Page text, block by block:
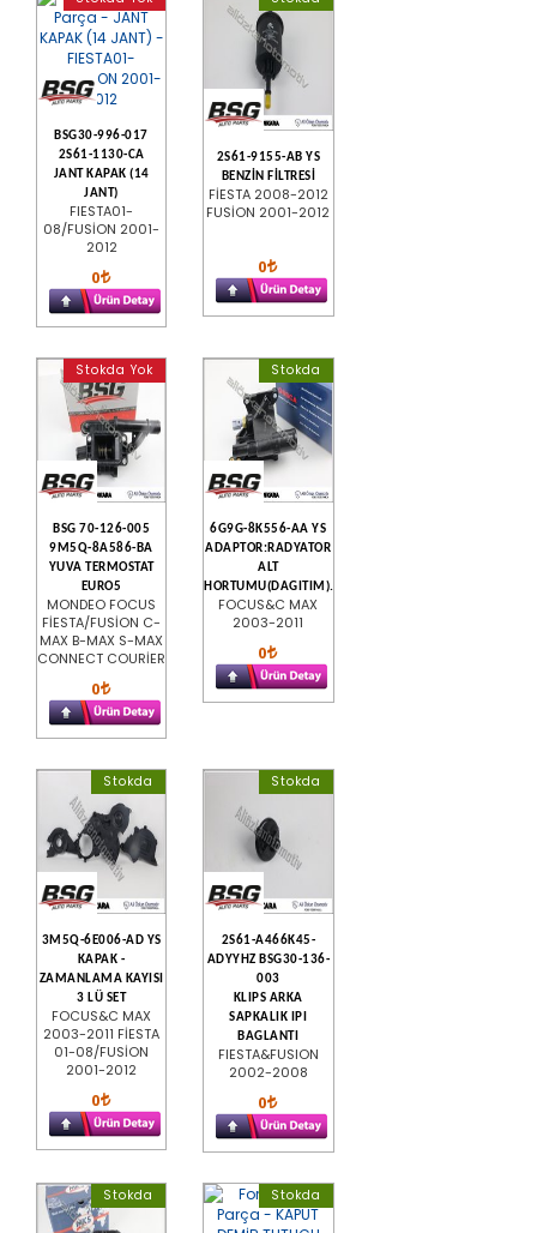
BSG30-996-017
2S61-1130-CA
JANT KAPAK (14
JANT)
FIESTA01-
08/FUSİON 2001-
2012
0
2S61-9155-AB YS
BENZİN FİLTRESİ
FİESTA 2008-2012
FUSİON 2001-2012
0
Stokda Yok
BSG 70-126-005
9M5Q-8A586-BA
YUVA TERMOSTAT
EURO5
MONDEO FOCUS
FİESTA/FUSİON C-
MAX B-MAX S-MAX
CONNECT COURİER
0
Stokda
6G9G-8K556-AA YS
ADAPTOR:RADYATOR
ALT
HORTUMU(DAGITIM).
FOCUS&C MAX
2003-2011
0
Stokda
3M5Q-6E006-AD YS
KAPAK -
ZAMANLAMA KAYISI
3 LÜ SET
FOCUS&C MAX
2003-2011 FİESTA
01-08/FUSİON
2001-2012
0
Stokda
2S61-A466K45-
ADYYHZ BSG30-136-
003
KLIPS ARKA
SAPKALIK IPI
BAGLANTI
FIESTA&FUSION
2002-2008
0
Stokda Stokda